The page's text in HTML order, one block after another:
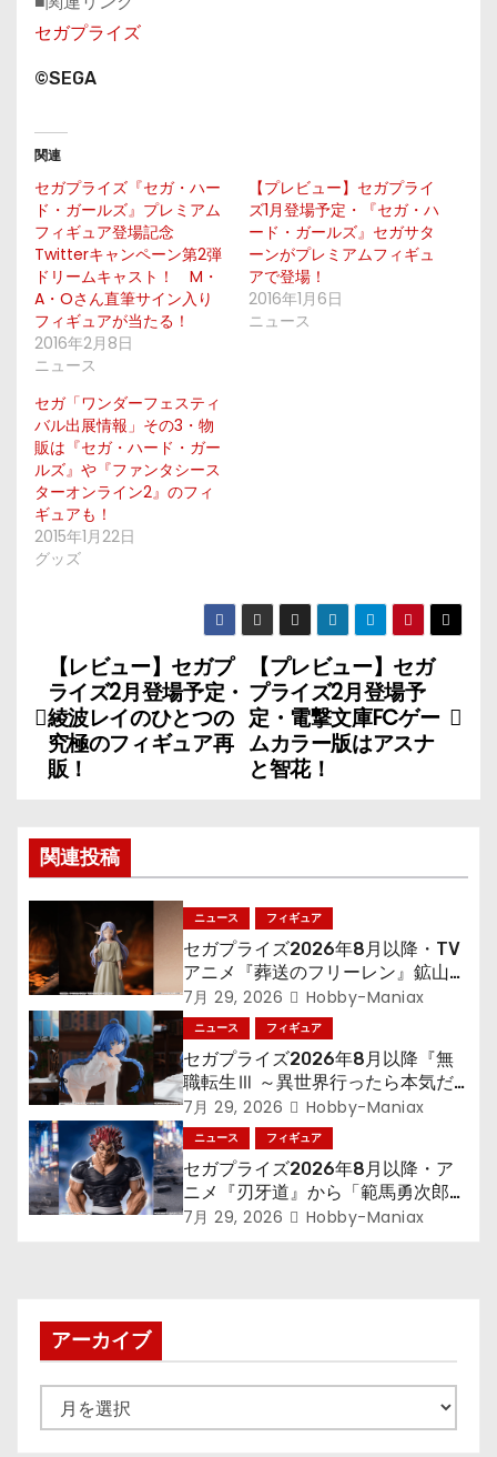
セガプライズ
©SEGA
関連
セガプライズ『セガ・ハー
ド・ガールズ』プレミアム
フィギュア登場記念
Twitterキャンペーン第2弾
ドリームキャスト！ M・
A・Oさん直筆サイン入り
フィギュアが当たる！
2016年2月8日
ニュース
【プレビュー】セガプライ
ズ1月登場予定・『セガ・ハ
ード・ガールズ』セガサタ
ーンがプレミアムフィギュ
アで登場！
2016年1月6日
ニュース
セガ「ワンダーフェスティ
バル出展情報」その3・物
販は『セガ・ハード・ガー
ルズ』や『ファンタシース
ターオンライン2』のフィ
ギュアも！
2015年1月22日
グッズ
投
稿
ナ
ゲ
ー
シ
ョ
ン
【プレビュー】セガ
プライズ2月登場予
定・電撃文庫FCゲー
ムカラー版はアスナ
と智花！
【レビュー】セガプ
ライズ2月登場予定・
綾波レイのひとつの
究極のフィギュア再
販！
関連投稿
ニュース フィギュア
セガプライズ2026年8月以降・TV
アニメ『葬送のフリーレン』鉱山で
300年働くことになっっちゃった
「フリーレン」を立体化！
7月 29, 2026 Hobby-Maniax
ニュース フィギュア
セガプライズ2026年8月以降『無
職転生Ⅲ ～異世界行ったら本気だ
す～』から「ロキシー」のフィギュ
アが登場！
7月 29, 2026 Hobby-Maniax
ニュース フィギュア
セガプライズ2026年8月以降・ア
ニメ『刃牙道』から「範馬勇次郎」
が登場ッッ!!
7月 29, 2026 Hobby-Maniax
アーカイブ
ー